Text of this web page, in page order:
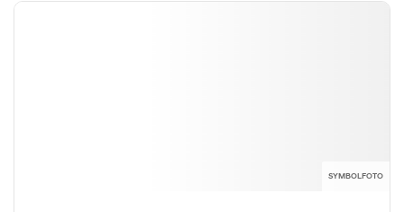
SYMBOLFOTO